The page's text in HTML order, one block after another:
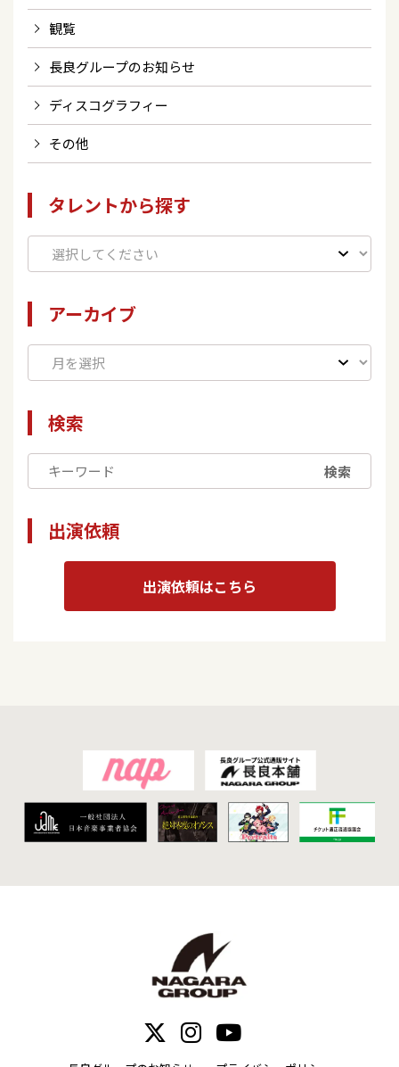
観覧
長良グループのお知らせ
ディスコグラフィー
その他
タレントから探す
アーカイブ
検索
検索
出演依頼
出演依頼はこちら